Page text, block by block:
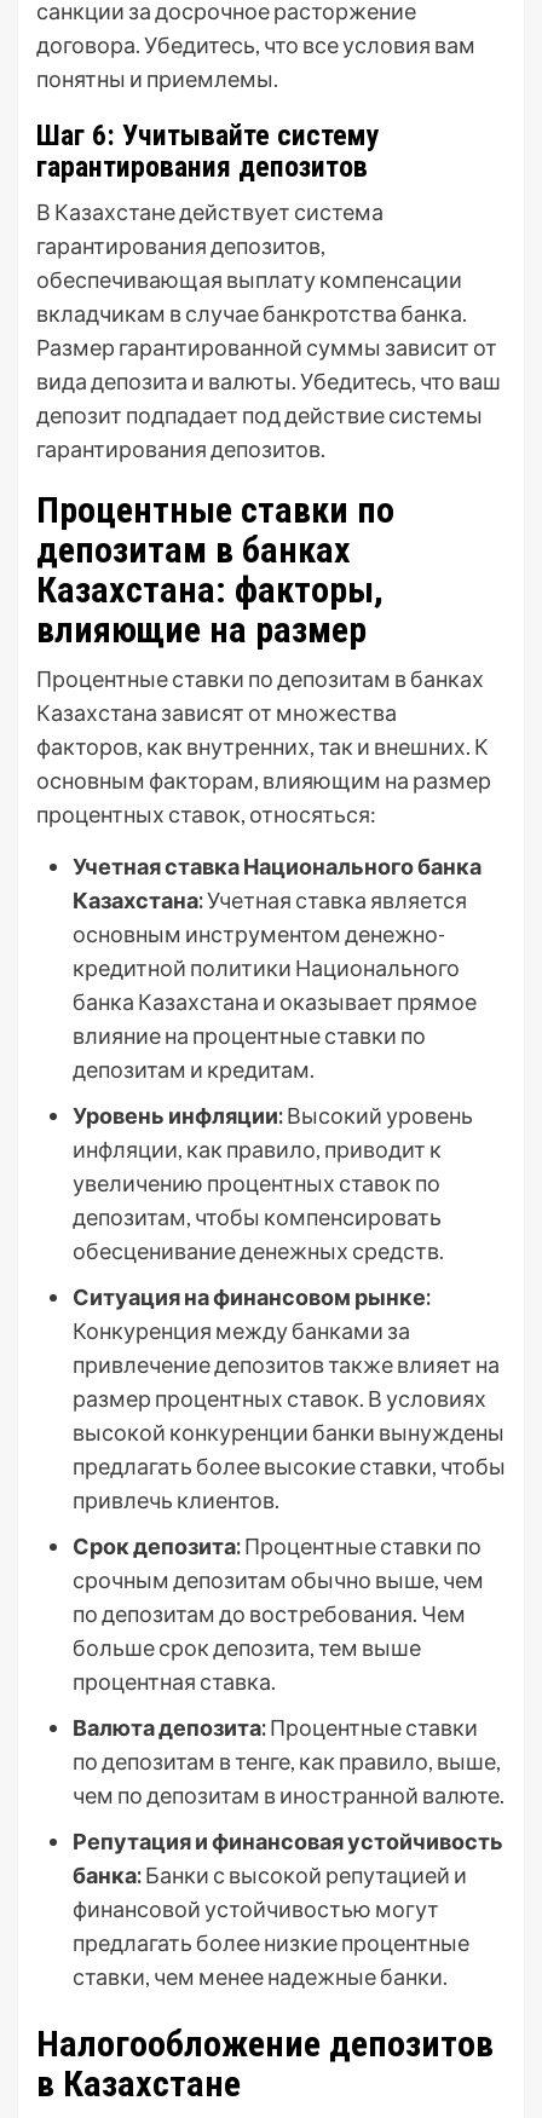
санкции за досрочное расторжение
договора. Убедитесь, что все условия вам
понятны и приемлемы.
Шаг 6: Учитывайте систему
гарантирования депозитов
В Казахстане действует система
гарантирования депозитов,
обеспечивающая выплату компенсации
вкладчикам в случае банкротства банка.
Размер гарантированной суммы зависит от
вида депозита и валюты. Убедитесь, что ваш
депозит подпадает под действие системы
гарантирования депозитов.
Процентные ставки по
депозитам в банках
Казахстана: факторы,
влияющие на размер
Процентные ставки по депозитам в банках
Казахстана зависят от множества
факторов, как внутренних, так и внешних. К
основным факторам, влияющим на размер
процентных ставок, относяться:
Учетная ставка Национального банка
Казахстана:Учетная ставка является
основным инструментом денежно-
кредитной политики Национального
банка Казахстана и оказывает прямое
влияние на процентные ставки по
депозитам и кредитам.
Уровень инфляции:Высокий уровень
инфляции, как правило, приводит к
увеличению процентных ставок по
депозитам, чтобы компенсировать
обесценивание денежных средств.
Ситуация на финансовом рынке:
Конкуренция между банками за
привлечение депозитов также влияет на
размер процентных ставок. В условиях
высокой конкуренции банки вынуждены
предлагать более высокие ставки, чтобы
привлечь клиентов.
Срок депозита:Процентные ставки по
срочным депозитам обычно выше, чем
по депозитам до востребования. Чем
больше срок депозита, тем выше
процентная ставка.
Валюта депозита:Процентные ставки
по депозитам в тенге, как правило, выше,
чем по депозитам в иностранной валюте.
Репутация и финансовая устойчивость
банка:Банки с высокой репутацией и
финансовой устойчивостью могут
предлагать более низкие процентные
ставки, чем менее надежные банки.
Налогообложение депозитов
в Казахстане